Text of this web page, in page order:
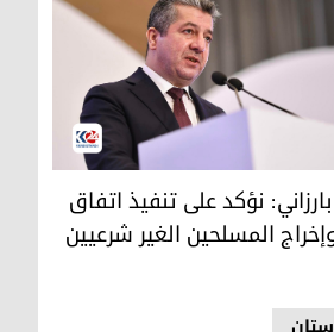
نؤكد على تنفيذ اتفاق سنجار
نؤكد على تنفيذ اتفاق
المسلحين الغير شرعيين